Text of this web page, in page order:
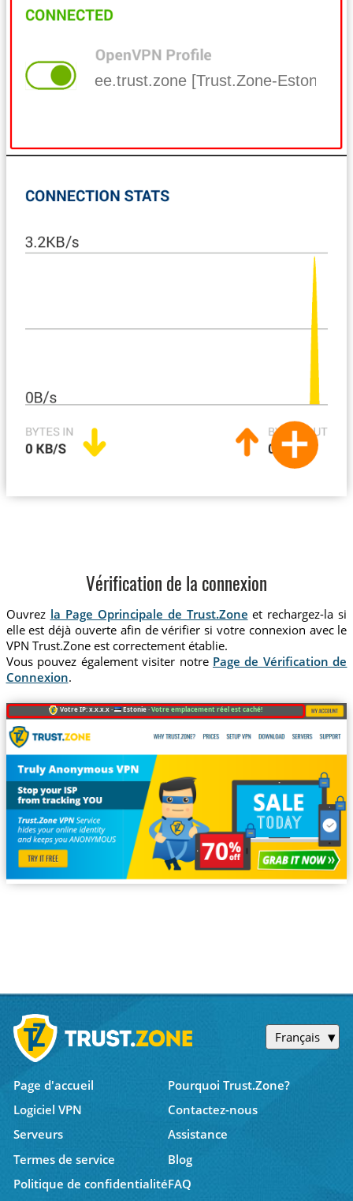
ee.trust.zone [Trust.Zone-Estonia]
Vérification de la connexion
Ouvrez la Page Oprincipale de Trust.Zone et rechargez-la si
elle est déjà ouverte afin de vérifier si votre connexion avec le
VPN Trust.Zone est correctement établie.
Vous pouvez également visiter notre Page de Vérification de
Connexion.
Votre IP: x.x.x.x · Estonie ·Votre emplacement réel est caché!
Français
Page d'accueil
Pourquoi Trust.Zone?
Logiciel VPN
Contactez-nous
Serveurs
Assistance
Termes de service
Blog
Politique de confidentialitéFAQ